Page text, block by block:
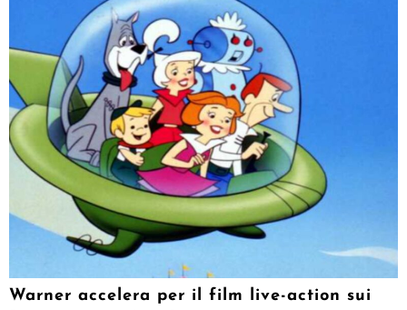
Warner accelera per il film live-action sui